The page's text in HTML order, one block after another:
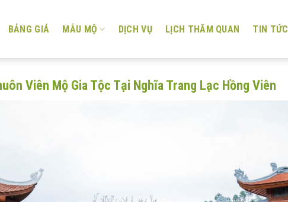
BẢNG GIÁ MẪU MỘ DỊCH VỤ LỊCH THĂM QUAN TIN TỨC
Viên Mộ Gia Tộc Tại Nghĩa Trang Lạc Hồng Viên